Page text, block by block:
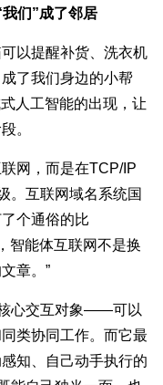
们”成了邻居
以提醒补货、洗衣机
了我们身边的小帮
人工智能的出现，让
。
网，而是在TCP/IP
。互联网域名系统国
个通俗的比
智能体互联网不是换
章。”
心交互对象——可以
类协同工作。而它最
知、自己动手执行的